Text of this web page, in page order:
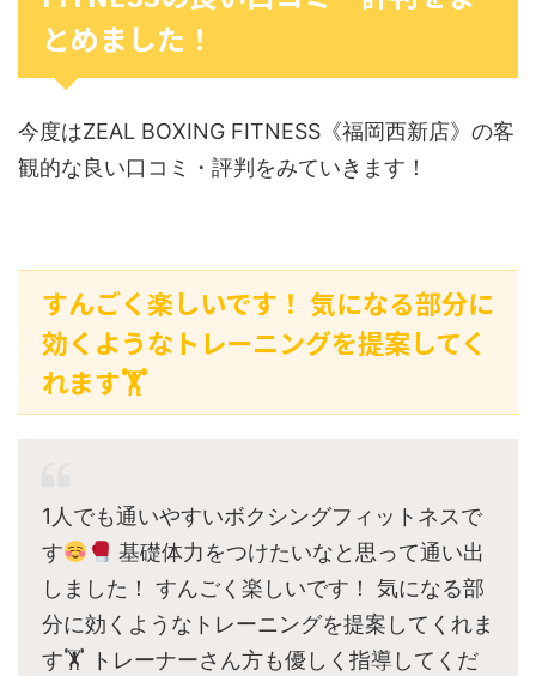
とめました！
今度はZEAL BOXING FITNESS《福岡西新店》の客
観的な良い口コミ・評判をみていきます！
すんごく楽しいです！ 気になる部分に
効くようなトレーニングを提案してく
れます🏋️
1人でも通いやすいボクシングフィットネスで
す
基礎体力をつけたいなと思って通い出
しました！ すんごく楽しいです！ 気になる部
分に効くようなトレーニングを提案してくれま
す🏋 トレーナーさん方も優しく指導してくだ